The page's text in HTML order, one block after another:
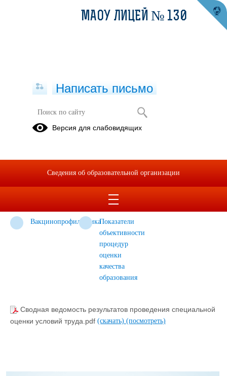
Информация
Персональные
bus.gov.ru:
отзывы,
результаты
Рабочие
ВакцинопрофилактикаПоказатели
объективности
процедур
оценки
качества
образования
Сводная ведомость результатов проведения специальной
оценки условий труда.pdf (скачать) (посмотреть)
МАОУ ЛИЦЕЙ № 130
Написать письмо
Версия для слабовидящих
Сведения об образовательной организации